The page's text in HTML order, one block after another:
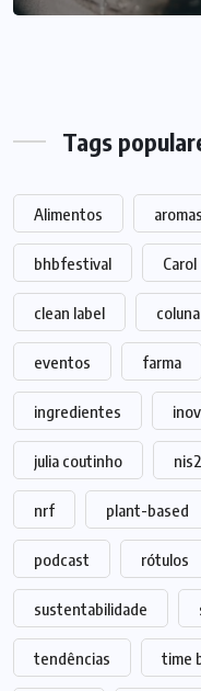
Tags
Alimentos aromas
bhbfestival Carol
clean label coluna
eventos farma
ingredientes
julia coutinho
nrf plant-based
podcast rótulos
sustentabilidade
tendências time